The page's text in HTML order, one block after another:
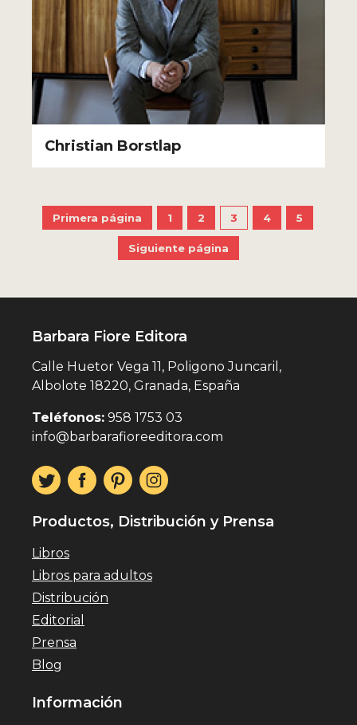
Christian Borstlap
Primera página 1 2 3 4 5
Siguiente página
Barbara Fiore Editora
Calle Huetor Vega 11, Poligono Juncaril,
Albolote 18220, Granada, España
Teléfonos: 958 1753 03
info@barbarafioreeditora.com
Productos, Distribución y Prensa
Libros
Libros para adultos
Distribución
Editorial
Prensa
Blog
Información